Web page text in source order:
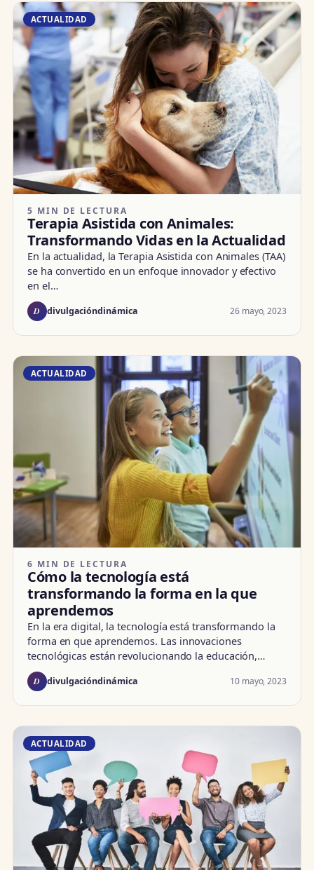
ACTUALIDAD
5 MIN DE LECTURA
Terapia Asistida con Animales:
Transformando Vidas en la Actualidad
En la actualidad, la Terapia Asistida con Animales (TAA)
se ha convertido en un enfoque innovador y efectivo
en el…
D divulgacióndinámica 26 mayo, 2023
ACTUALIDAD
6 MIN DE LECTURA
Cómo la tecnología está
transformando la forma en la que
aprendemos
En la era digital, la tecnología está transformando la
forma en que aprendemos. Las innovaciones
tecnológicas están revolucionando la educación,…
D divulgacióndinámica 10 mayo, 2023
ACTUALIDAD